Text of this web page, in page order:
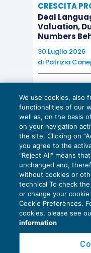
necessiterebbe
a regolare:
il
assenza
il
capo ai
possibili
soggettiva
finanziaria);
holding
altrimenti
vietata
163 Tuir);
CRESCITA
Deal
Valuation,
Numbers
30 Luglio 2026
di Patrizia
EU AI Act e
scadenze
27 Luglio 2026
di Diego Barberi
We use cookies, also
functionalities of our
well as, on the basis
on your navigation
the site. Clicking on
you agree to the
"Reject All" means
unchanged and,
without cookies or
technical To check
or change your
Cookie Preferences.
cookies, please see
information